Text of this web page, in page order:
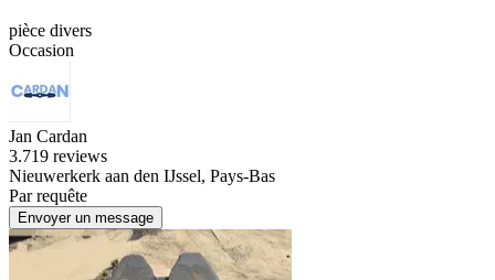
pièce divers
Occasion
Jan Cardan
3.719 reviews
Nieuwerkerk aan den IJssel, Pays-Bas
Par requête
Envoyer un message